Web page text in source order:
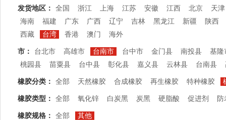
发货地区： 全国 浙江 上海 江苏 安徽 江西 北京
天津
海南
福建 广东 广西 辽宁 吉林 黑龙江 新疆
陕西
西藏
台湾 香港 澳门 海外
市： 台北市 高雄市 台南市 台中市 金门县 南投县
基隆
桃园县
苗粟县 台中县 彰化县 嘉义县 云林县 台南县
橡胶分类： 全部 天然橡胶 合成橡胶 再生橡胶 特种橡胶
橡胶类型： 全部 氧化锌 白炭黑 炭黑 硬脂酸 促进剂 防
橡胶规格： 全部 其他